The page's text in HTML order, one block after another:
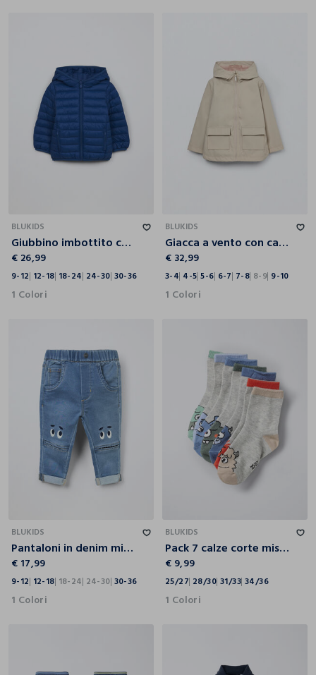
BLUKIDS
Giubbino imbottito con cappuccio neonato
€ 26,99
9-12 12-18 18-24 24-30 30-36
1 Colori
BLUKIDS
Giacca a vento con cappuccio bambina
€ 32,99
3-4 4-5 5-6 6-7 7-8 8-9 9-10
1 Colori
BLUKIDS
Pantaloni in denim misto cotone neonata
€ 17,99
9-12 12-18 18-24 24-30 30-36
1 Colori
BLUKIDS
Pack 7 calze corte misto cotone bambino
€ 9,99
25/27 28/30 31/33 34/36
1 Colori